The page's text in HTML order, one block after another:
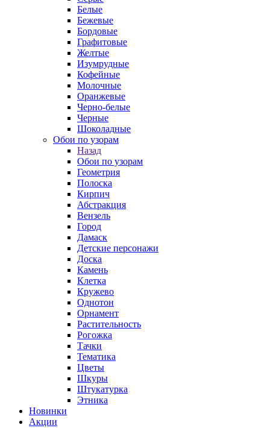
Белые
Бежевые
Бордовые
Графитовые
Желтые
Изумрудные
Кофейные
Молочные
Оранжевые
Черно-белые
Черные
Шоколадные
Обои по узорам
Назад
Обои по узорам
Геометрия
Полоска
Кирпич
Абстракция
Вензель
Город
Дамаск
Детские персонажи
Доска
Камень
Клетка
Кружево
Однотон
Орнамент
Растительность
Рогожка
Тачки
Тематика
Цветы
Шкуры
Штукатурка
Этника
Новинки
Акции